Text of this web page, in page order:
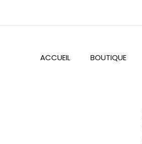
ACCUEIL BOUTIQUE